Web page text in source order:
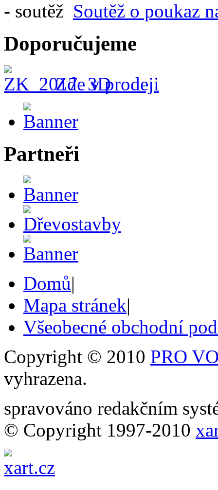
Soutěž o poukaz
Doporučujeme
Zde v prodeji
Partneři
Domů|
Mapa stránek|
Všeobecné obchodní
Copyright © 2010 PRO
vyhrazena.
spravováno redakčním
© Copyright 1997-2010